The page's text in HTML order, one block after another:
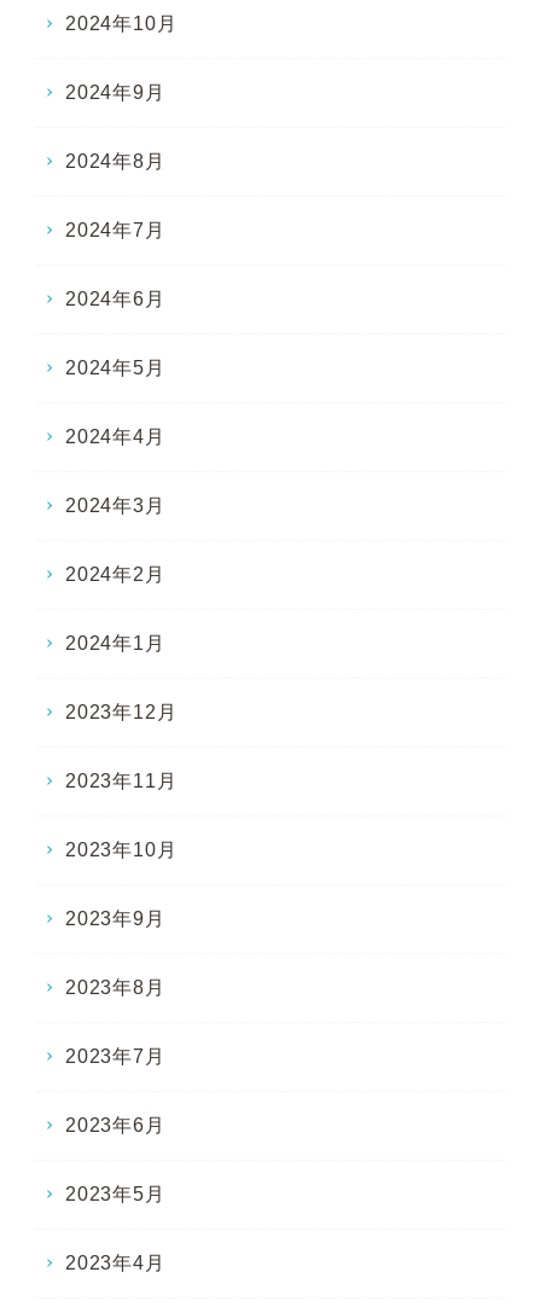
2024年10月
2024年9月
2024年8月
2024年7月
2024年6月
2024年5月
2024年4月
2024年3月
2024年2月
2024年1月
2023年12月
2023年11月
2023年10月
2023年9月
2023年8月
2023年7月
2023年6月
2023年5月
2023年4月